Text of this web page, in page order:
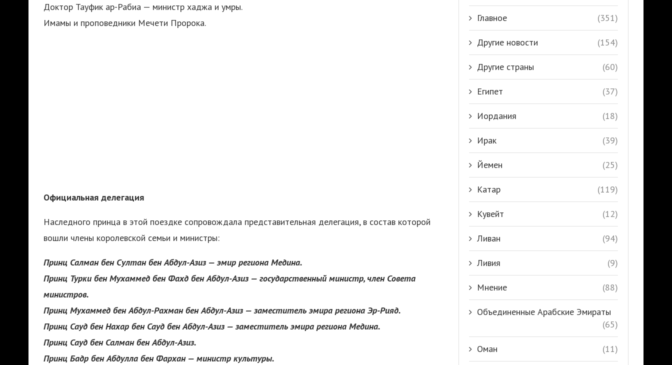
Доктор Тауфик ар-Рабиа — министр хаджа и умры.
Имамы и проповедники Мечети Пророка.
Официальная делегация
Наследного принца в этой поездке сопровождала представительная делегация, в состав которой
вошли члены королевской семьи и министры:
Принц Салман бен Султан бен Абдул-Азиз — эмир региона Медина.
Принц Турки бен Мухаммед бен Фахд бен Абдул-Азиз — государственный министр, член Совета
министров.
Принц Мухаммед бен Абдул-Рахман бен Абдул-Азиз — заместитель эмира региона Эр-Рияд.
Принц Сауд бен Нахар бен Сауд бен Абдул-Азиз — заместитель эмира региона Медина.
Принц Сауд бен Салман бен Абдул-Азиз.
Принц Бадр бен Абдулла бен Фархан — министр культуры.
Главное (351)
Другие новости (154)
Другие страны (60)
Египет (37)
Иордания (18)
Ирак (39)
Йемен (25)
Катар (119)
Кувейт (12)
Ливан (94)
Ливия (9)
Мнение (88)
Объединенные Арабские Эмираты
(65)
Оман (11)